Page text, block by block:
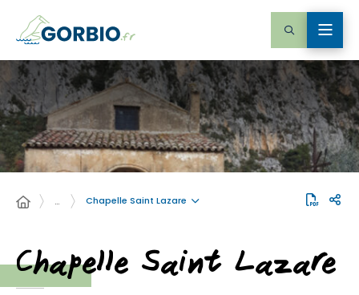
… Chapelle Saint Lazare
Chapelle Saint Lazare